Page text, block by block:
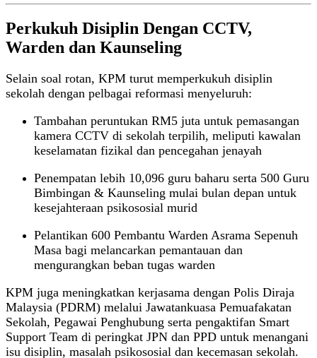
Perkukuh Disiplin Dengan CCTV,
Warden dan Kaunseling
Selain soal rotan, KPM turut memperkukuh disiplin
sekolah dengan pelbagai reformasi menyeluruh:
Tambahan peruntukan RM5 juta untuk pemasangan
kamera CCTV di sekolah terpilih, meliputi kawalan
keselamatan fizikal dan pencegahan jenayah
Penempatan lebih 10,096 guru baharu serta 500 Guru
Bimbingan & Kaunseling mulai bulan depan untuk
kesejahteraan psikososial murid
Pelantikan 600 Pembantu Warden Asrama Sepenuh
Masa bagi melancarkan pemantauan dan
mengurangkan beban tugas warden
KPM juga meningkatkan kerjasama dengan Polis Diraja
Malaysia (PDRM) melalui Jawatankuasa Pemuafakatan
Sekolah, Pegawai Penghubung serta pengaktifan Smart
Support Team di peringkat JPN dan PPD untuk menangani
isu disiplin, masalah psikososial dan kecemasan sekolah.